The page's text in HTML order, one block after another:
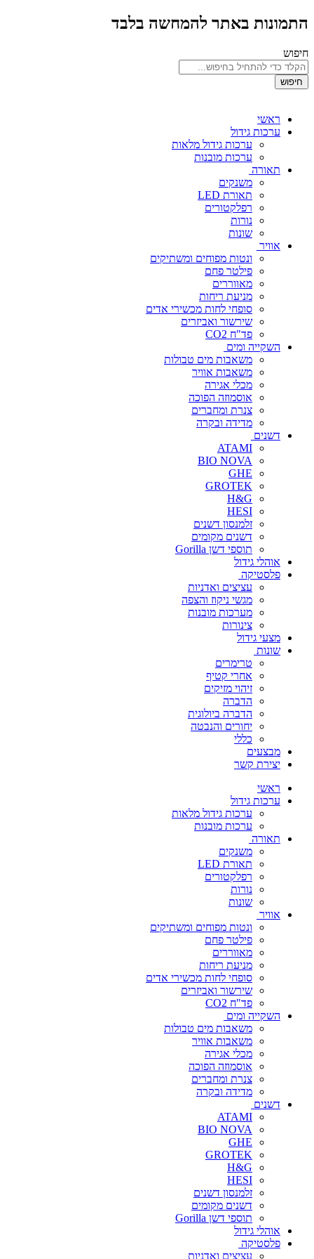
התמונות באתר להמחשה בלבד
חיפוש
חיפוש
ראשי
ערכות גידול
ערכות גידול מלאות
ערכות מובנות
תאורה
משנקים
תאורת LED
רפלקטורים
נורות
שונות
אוויר
ונטות מפוחים ומשתיקים
פילטר פחם
מאווררים
מניעת ריחות
סופחי לחות מכשירי אדים
שירשור ואביזרים
פד"ח CO2
השקייה ומים
משאבות מים טבולות
משאבות אוויר
מכלי אגירה
אוסמוזה הפוכה
צנרת ומחברים
מדידה ובקרה
דשנים
ATAMI
BIO NOVA
GHE
GROTEK
H&G
HESI
זלמנסון דשנים
דשנים מקומים
תוספי דשן Gorilla
אוהלי גידול
פלסטיקה
עציצים ואדניות
מגשי ניקוז והצפה
מערכות מובנות
צינורות
מצעי גידול
שונות
טרימרים
אחרי קטיף
זיהוי מזיקים
הדברה
הדברה ביולוגית
יחורים והנבטה
כללי
מבצעים
יצירת קשר
ראשי
ערכות גידול
ערכות גידול מלאות
ערכות מובנות
תאורה
משנקים
תאורת LED
רפלקטורים
נורות
שונות
אוויר
ונטות מפוחים ומשתיקים
פילטר פחם
מאווררים
מניעת ריחות
סופחי לחות מכשירי אדים
שירשור ואביזרים
פד"ח CO2
השקייה ומים
משאבות מים טבולות
משאבות אוויר
מכלי אגירה
אוסמוזה הפוכה
צנרת ומחברים
מדידה ובקרה
דשנים
ATAMI
BIO NOVA
GHE
GROTEK
H&G
HESI
זלמנסון דשנים
דשנים מקומים
תוספי דשן Gorilla
אוהלי גידול
פלסטיקה
עציצים ואדניות